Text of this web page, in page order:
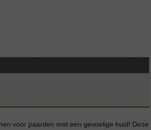
voor paarden met een gevoelige huid! Deze